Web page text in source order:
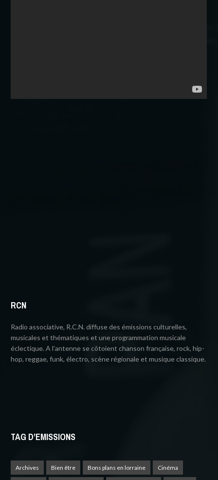
RCN
Radio associative, R.C.N. diffuse des émissions culturelles,
musicales et thématiques et une programmation musicale
éclectique. A l’antenne se côtoient chanson française, rock, hip-
hop, reggae, funk, électro, scène régionale et musique classique.
TAG D’EMISSIONS
Archives Bien être Bons plans en lorraine Cinéma